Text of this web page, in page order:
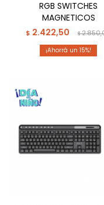
RGB SWITCHES
MAGNETICOS
$ 2.422,50 $
15